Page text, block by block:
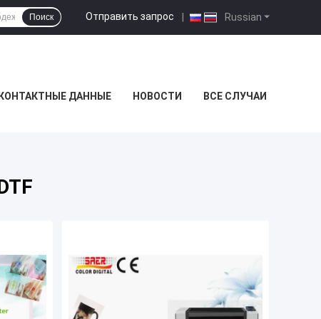
Russian
Отправить запрос |
Поиск
КОНТАКТНЫЕ ДАННЫЕ НОВОСТИ ВСЕ СЛУЧАИ